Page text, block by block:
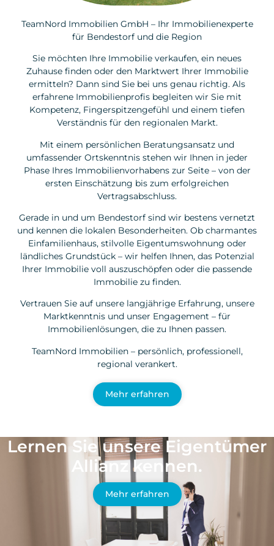
TeamNord Immobilien GmbH – Ihr Immobilienexperte
für Bendestorf und die Region
Sie möchten Ihre Immobilie verkaufen, ein neues
Zuhause finden oder den Marktwert Ihrer Immobilie
ermitteln? Dann sind Sie bei uns genau richtig. Als
erfahrene Immobilienprofis begleiten wir Sie mit
Kompetenz, Fingerspitzengefühl und einem tiefen
Verständnis für den regionalen Markt.
Mit einem persönlichen Beratungsansatz und
umfassender Ortskenntnis stehen wir Ihnen in jeder
Phase Ihres Immobilienvorhabens zur Seite – von der
ersten Einschätzung bis zum erfolgreichen
Vertragsabschluss.
Gerade in und um Bendestorf sind wir bestens vernetzt
und kennen die lokalen Besonderheiten. Ob charmantes
Einfamilienhaus, stilvolle Eigentumswohnung oder
ländliches Grundstück – wir helfen Ihnen, das Potenzial
Ihrer Immobilie voll auszuschöpfen oder die passende
Immobilie zu finden.
Vertrauen Sie auf unsere langjährige Erfahrung, unsere
Marktkenntnis und unser Engagement – für
Immobilienlösungen, die zu Ihnen passen.
TeamNord Immobilien – persönlich, professionell,
regional verankert.
Mehr erfahren
Lernen Sie unsere Eigentümer
Allianz kennen.
Mehr erfahren